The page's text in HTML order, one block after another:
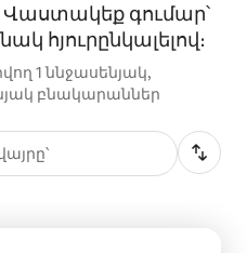
գումար՝
հյուրընկալելով։
1 ննջասենյակ,
բնակարաններ